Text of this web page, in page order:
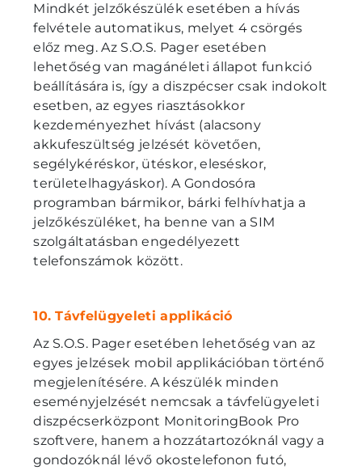
Mindkét jelzőkészülék esetében a hívás
felvétele automatikus, melyet 4 csörgés
előz meg. Az S.O.S. Pager esetében
lehetőség van magánéleti állapot funkció
beállítására is, így a diszpécser csak indokolt
esetben, az egyes riasztásokkor
kezdeményezhet hívást (alacsony
akkufeszültség jelzését követően,
segélykéréskor, ütéskor, eleséskor,
területelhagyáskor). A Gondosóra
programban bármikor, bárki felhívhatja a
jelzőkészüléket, ha benne van a SIM
szolgáltatásban engedélyezett
telefonszámok között.
10. Távfelügyeleti applikáció
Az S.O.S. Pager esetében lehetőség van az
egyes jelzések mobil applikációban történő
megjelenítésére. A készülék minden
eseményjelzését nemcsak a távfelügyeleti
diszpécserközpont MonitoringBook Pro
szoftvere, hanem a hozzátartozóknál vagy a
gondozóknál lévő okostelefonon futó,